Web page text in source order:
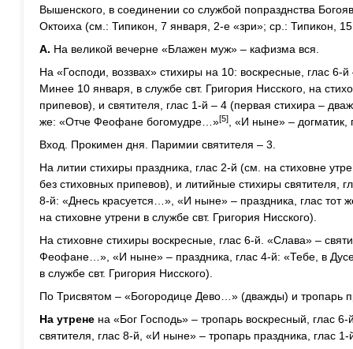
Вышенского, в соединении со службой попразднства
Октоиха (см.: Типикон, 7 января, 2-е «зри»; ср.: Типикон,
А. На великой вечерне «Блажен муж» – кафизма вся.
На «Господи, воззвах» стихиры на 10: воскресные, глас 6-
Минее 10 января, в службе свт. Григория Нисского, на
припевов), и святителя, глас 1-й – 4 (первая стихира –
же: «Отче Феофане богомудре…»[5]
, «И ныне» –
Вход. Прокимен дня. Паримии святителя – 3.
На литии стихиры праздника, глас 2-й (см. на стиховне
без стиховных припевов), и литийные стихиры святителя,
8-й: «Днесь красуется…», «И ныне» – праздника, глас тот
на стиховне утрени в службе свт. Григория Нисского).
На стиховне стихиры воскресные, глас 6-й. «Слава» –
Феофане…», «И ныне» – праздника, глас 4-й: «Тебе, в
в службе свт. Григория Нисского).
По Трисвятом – «Богородице Дево…» (дважды) и тропарь
На утрене на «Бог Господь» – тропарь воскресный, глас
святителя, глас 8-й, «И ныне» – тропарь праздника, глас 1-